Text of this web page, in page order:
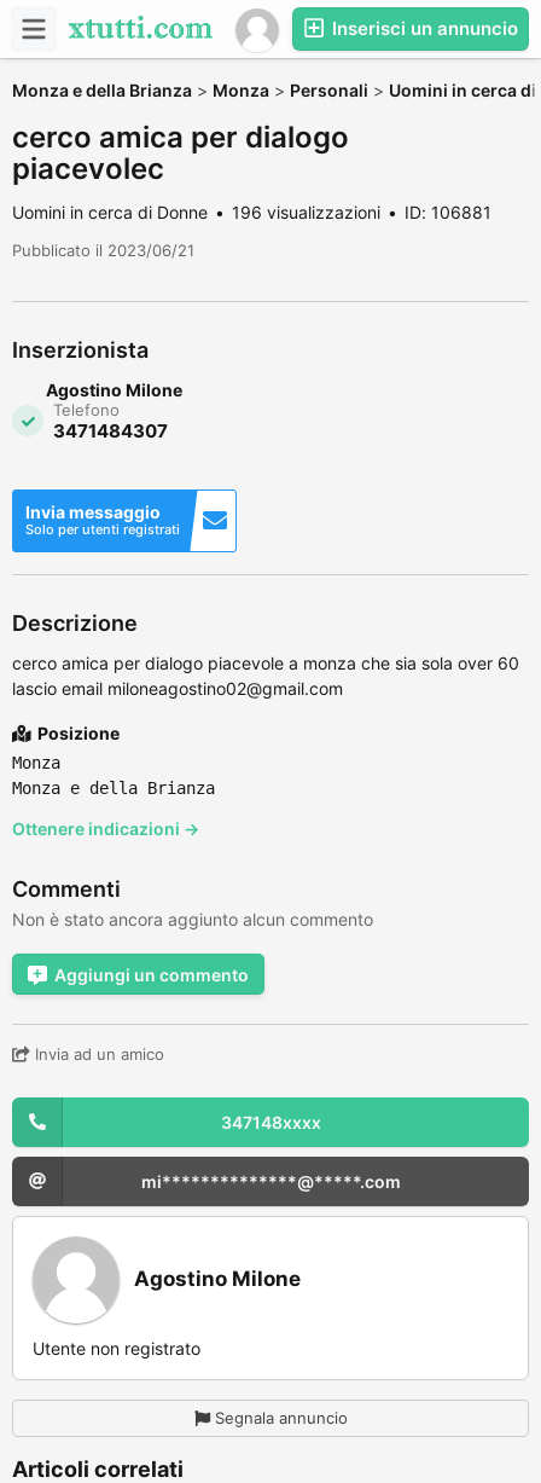
Inserisci un annuncio
Monza e della Brianza > Monza > Personali > Uomini in cerca di
cerco amica per dialogo
piacevolec
Uomini in cerca di Donne 196 visualizzazioni ID: 106881
Pubblicato il 2023/06/21
Inserzionista
Agostino Milone
Telefono
3471484307
Invia messaggio
Solo per utenti registrati
Descrizione
cerco amica per dialogo piacevole a monza che sia sola over 60
lascio email miloneagostino02@gmail.com
Posizione
Monza
Monza e della Brianza
Ottenere indicazioni →
Commenti
Non è stato ancora aggiunto alcun commento
Aggiungi un commento
Invia ad un amico
347148xxxx
mi**************@*****.com
Agostino Milone
Utente non registrato
Segnala annuncio
Articoli correlati